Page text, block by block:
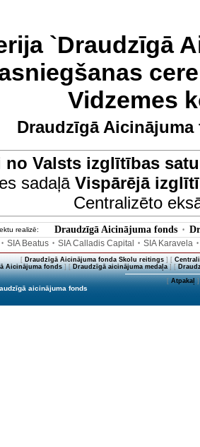
`Draudzīgā
Vidzemes
Draudzīgā
no Valsts izglītības
sadaļā Vispārējā
Centralizēto
realizē: Draudzīgā Aicinājuma fonds •
• SIA Beatus • SIA Calladis Capital • SIA Karavela •
[ Draudzīgā Aicinājuma fonda Skolu reitings] [
Aicinājuma fonds] [Draudzīgā aicinājuma medaļa] [
[Atpakaļ]
aicinājuma fonds